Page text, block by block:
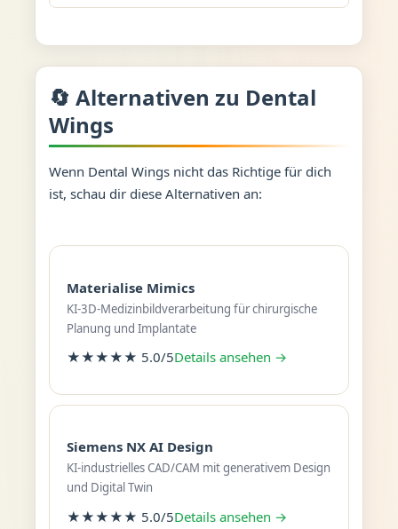
🔄 Alternativen zu Dental
Wings
Wenn Dental Wings nicht das Richtige für dich
ist, schau dir diese Alternativen an:
Materialise Mimics
KI-3D-Medizinbildverarbeitung für chirurgische
Planung und Implantate
★★★★★ 5.0/5Details ansehen →
Siemens NX AI Design
KI-industrielles CAD/CAM mit generativem Design
und Digital Twin
★★★★★ 5.0/5Details ansehen →